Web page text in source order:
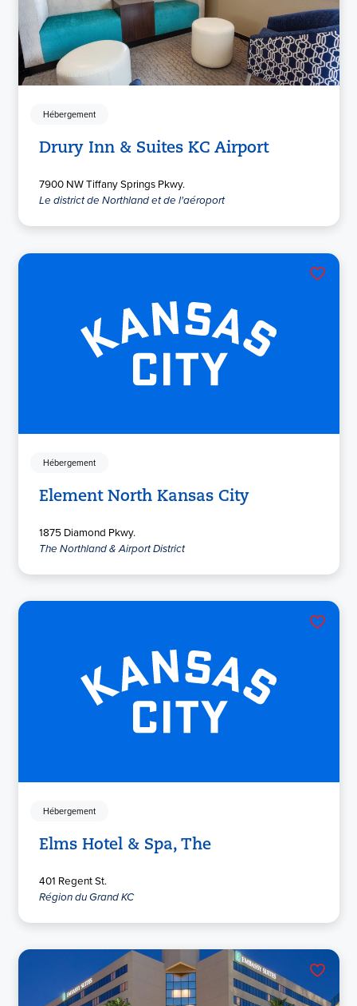
Hébergement
Drury Inn & Suites KC Airport
7900 NW Tiffany Springs Pkwy.
Le district de Northland et de l'aéroport
Hébergement
Element North Kansas City
1875 Diamond Pkwy.
The Northland & Airport District
Hébergement
Elms Hotel & Spa, The
401 Regent St.
Région du Grand KC